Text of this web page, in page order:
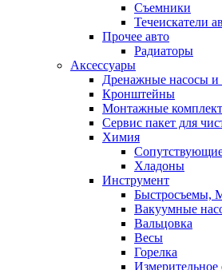
Съемники
Течеискатели
Прочее авто
Радиаторы
Аксессуары
Дренажные насосы
Кронштейны
Монтажные
Сервис пакет для
Химия
Хладоны
Инструмент
Быстросъемы,
Вакуумные
Вальцовка
Весы
Горелка
Измерительное